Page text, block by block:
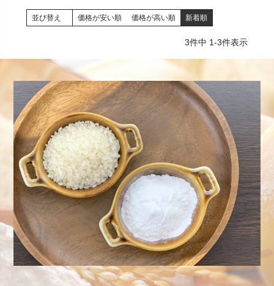
並び替え 価格が安い順 価格が高い順 新着順
3件中 1-3件表示